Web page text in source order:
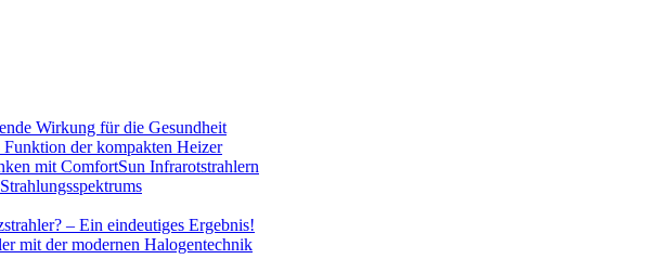
Wirkung für die Gesundheit
der kompakten Heizer
mit ComfortSun Infrarotstrahlern
– Ein eindeutiges Ergebnis!
mit der modernen Halogentechnik